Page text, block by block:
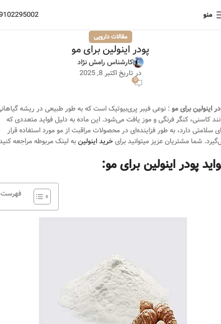
منو
مقالات دارویی
پودر اینولین برای مو
کارشناس رامش نژاد
در تاریخ اکتبر 8, 2025
0
اینولین برای مو : نوعی فیبر پری‌بیوتیک است که به طور طبیعی در ریشه
کاسنی، کنگر فرنگی و موز یافت می‌شود. این ماده به دلیل فواید متعددی که
سلامتی دارد، به طور فزاینده‌ای در محصولات مراقبت از مو مورد استفاده قرار
شما مشتریان عزیز میتوانید برایخرید اینولینبه لینک مربوطه مراجعه
پودر اینولین برای مو:
فهرست